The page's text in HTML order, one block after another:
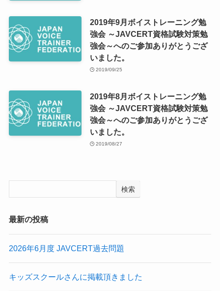
2019年9月ボイストレーニング勉
強会 ～JAVCERT資格試験対策勉
強会～へのご参加ありがとうござ
いました。
2019/09/25
2019年8月ボイストレーニング勉
強会 ～JAVCERT資格試験対策勉
強会～へのご参加ありがとうござ
いました。
2019/08/27
検索
最新の投稿
2026年6月度 JAVCERT過去問題
キッズスクールさんに掲載頂きました